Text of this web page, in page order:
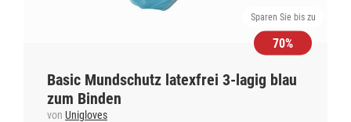
Sparen Sie bis zu
70%
Basic Mundschutz latexfrei 3-lagig blau
zum Binden
von Unigloves